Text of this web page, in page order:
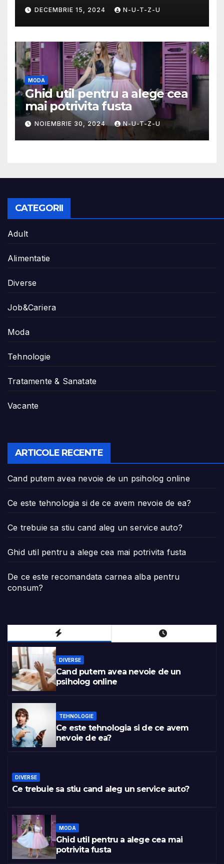
DECEMBRIE 15, 2024 N-U-T-Z-U
MODA
Ghid util pentru a alege cea
mai potrivita fusta
NOIEMBRIE 30, 2024 N-U-T-Z-U
CATEGORII
Adult
Alimentatie
Diverse
Job&Cariera
Moda
Tehnologie
Tratamente & Sanatate
Vacante
ARTICOLE RECENTE
Cand putem avea nevoie de un psiholog online
Ce este tehnologia si de ce avem nevoie de ea?
Ce trebuie sa stiu cand aleg un service auto?
Ghid util pentru a alege cea mai potrivita fusta
De ce este recomandata carnea alba pentru
consum?
DIVERSE
Cand putem avea nevoie de un
psiholog online
TEHNOLOGIE
Ce este tehnologia si de ce avem
nevoie de ea?
DIVERSE
Ce trebuie sa stiu cand aleg un service auto?
MODA
Ghid util pentru a alege cea mai
potrivita fusta